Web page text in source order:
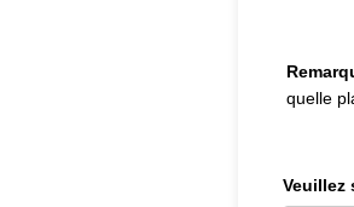
quelle
Veuillez